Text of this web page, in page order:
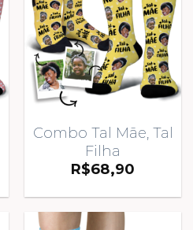
Combo Tal Mãe, Tal
Filha
R$68,90